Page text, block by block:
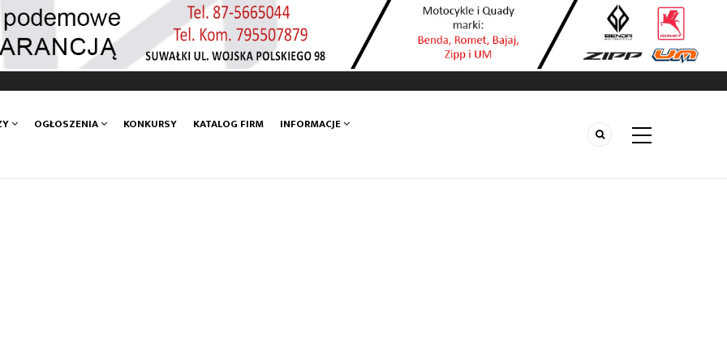
OGŁOSZENIA KONKURSY KATALOG FIRM INFORMACJE